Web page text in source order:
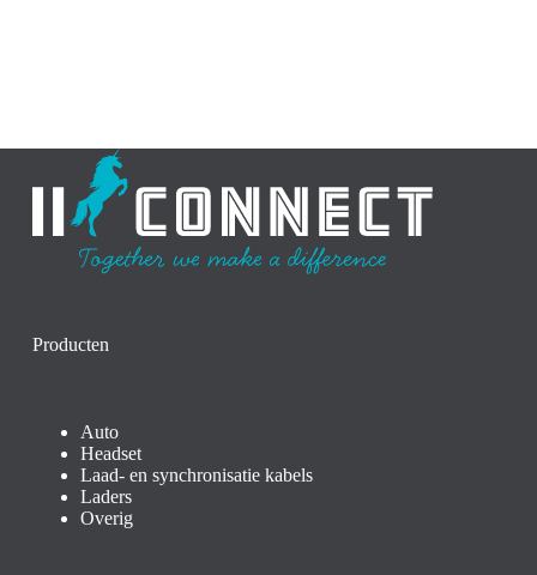
Producten
Auto
Headset
Laad- en synchronisatie kabels
Laders
Overig